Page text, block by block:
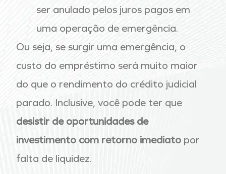
ser anulado pelos juros pagos em
uma operação de emergência.
Ou seja, se surgir uma emergência, o
custo do empréstimo será muito maior
do que o rendimento do crédito judicial
parado. Inclusive, você pode ter que
desistir de oportunidades de
investimento com retorno imediato por
falta de liquidez.